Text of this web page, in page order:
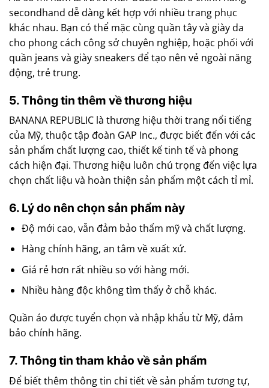
secondhand dễ dàng kết hợp với nhiều trang phục
khác nhau. Bạn có thể mặc cùng quần tây và giày da
cho phong cách công sở chuyên nghiệp, hoặc phối với
quần jeans và giày sneakers để tạo nên vẻ ngoài năng
động, trẻ trung.
5. Thông tin thêm về thương hiệu
BANANA REPUBLIC là thương hiệu thời trang nổi tiếng
của Mỹ, thuộc tập đoàn GAP Inc., được biết đến với các
sản phẩm chất lượng cao, thiết kế tinh tế và phong
cách hiện đại. Thương hiệu luôn chú trọng đến việc lựa
chọn chất liệu và hoàn thiện sản phẩm một cách tỉ mỉ.
6. Lý do nên chọn sản phẩm này
Độ mới cao, vẫn đảm bảo thẩm mỹ và chất lượng.
Hàng chính hãng, an tâm về xuất xứ.
Giá rẻ hơn rất nhiều so với hàng mới.
Nhiều hàng độc không tìm thấy ở chỗ khác.
Quần áo được tuyển chọn và nhập khẩu từ Mỹ, đảm
bảo chính hãng.
7. Thông tin tham khảo về sản phẩm
Để biết thêm thông tin chi tiết về sản phẩm tương tự,